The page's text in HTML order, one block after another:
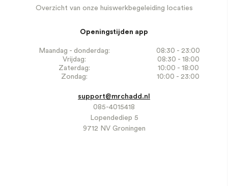
Overzicht van onze huiswerkbegeleiding locaties
Openingstijden app
Maandag - donderdag:
08:30 - 23:00
Vrijdag:
08:30 - 18:00
Zaterdag:
10:00 - 18:00
Zondag:
10:00 - 23:00
support@mrchadd.nl
085-4015418
Lopendediep 5
9712 NV Groningen